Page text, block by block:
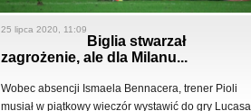
25 lipca 2020, 11:09
Biglia stwarzał
zagrożenie, ale dla Milanu...
Wobec absencji Ismaela Bennacera, trener Pioli
musiał w piątkowy wieczór wystawić do gry Lucasa